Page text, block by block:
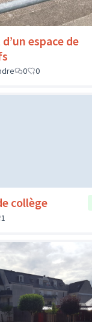
espace de
0 0
collège
1